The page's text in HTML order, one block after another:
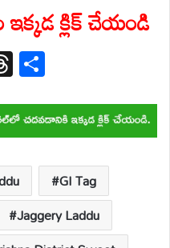
క్లిక్ చేయండి
T
hr
e
a
d
s
ar
e
GI Tag
Jaggery Laddu